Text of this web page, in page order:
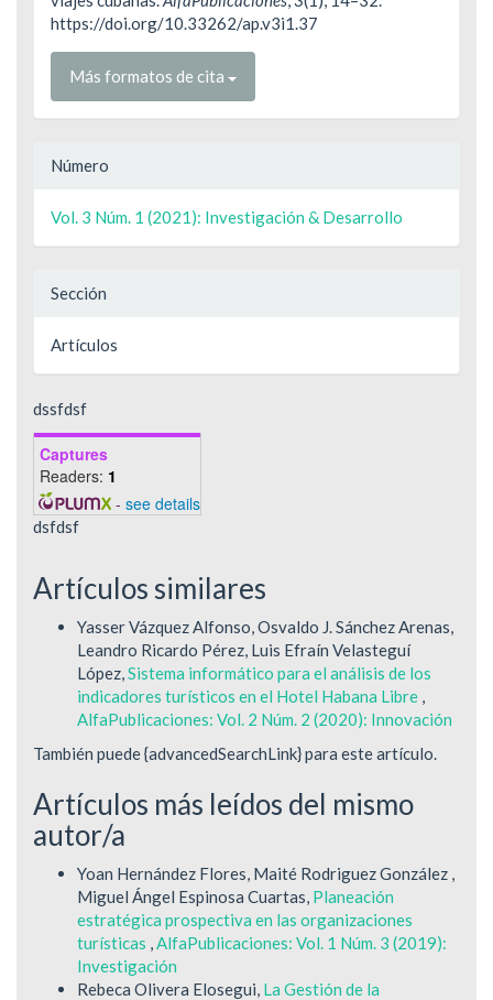
https://doi.org/10.33262/ap.v3i1.37
Más formatos de cita
Número
Vol. 3 Núm. 1 (2021): Investigación & Desarrollo
Sección
Artículos
dssfdsf
Captures
Readers: 1
- see details
dsfdsf
Artículos similares
Yasser Vázquez Alfonso, Osvaldo J. Sánchez Arenas,
Leandro Ricardo Pérez, Luis Efraín Velasteguí
López,Sistema informático para el análisis de los
indicadores turísticos en el Hotel Habana Libre ,
AlfaPublicaciones: Vol. 2 Núm. 2 (2020): Innovación
También puede {advancedSearchLink} para este artículo.
Artículos más leídos del mismo
autor/a
Yoan Hernández Flores, Maité Rodriguez González ,
Miguel Ángel Espinosa Cuartas, Planeación
estratégica prospectiva en las organizaciones
turísticas ,AlfaPublicaciones: Vol. 1 Núm. 3 (2019):
Investigación
Rebeca Olivera Elosegui, La Gestión de la